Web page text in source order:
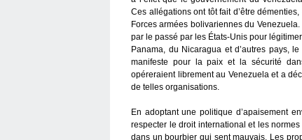
Ces allégations ont tôt fait d’être
Forces armées bolivariennes du
par le passé par les États-Unis pour
Panama, du Nicaragua et d’autres pays,
manifeste pour la paix et la sécurité
opéreraient librement au Venezuela et a
de telles organisations.
En adoptant une politique d’apaisement
respecter le droit international et les
dans un bourbier qui sent mauvais. Les